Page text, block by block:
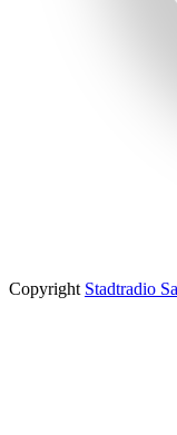
Copyright Stadtradio